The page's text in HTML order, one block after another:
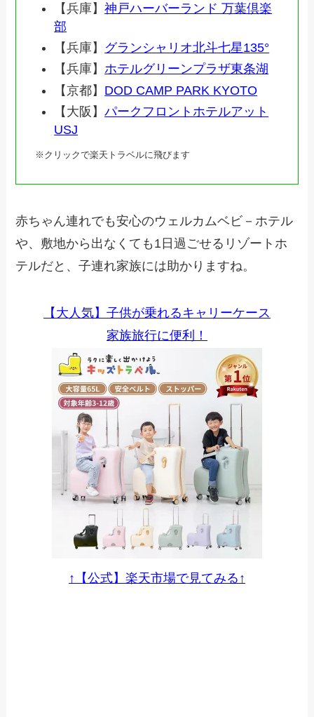
【兵庫】神戸ハーバーランド 万葉倶楽
部
【兵庫】 グランシャリオ北斗七星135°
【兵庫】ホテルグリーンプラザ東条湖
【京都】 DOD CAMP PARK KYOTO
【大阪】パークフロントホテルアット
USJ
※クリックで楽天トラベルに飛びます
赤ちゃん連れでも安心のウェルカムベビ－ホテル
や、敷地から出なくても1日過ごせるリゾートホ
テルだと、子連れ家族には助かりますね。
【大人気】子供が乗れるキャリーケース
家族旅行に便利！
↑【公式】楽天市場で見てみる↑